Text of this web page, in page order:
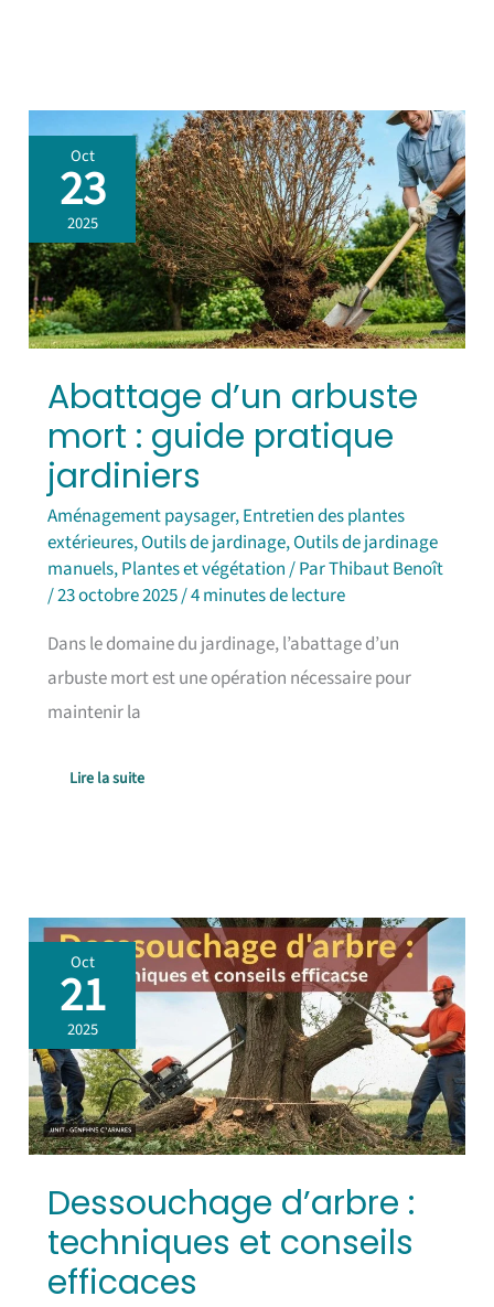
Oct
23
2025
Abattage d’un arbuste
mort : guide pratique
jardiniers
Aménagement paysager,Entretien des plantes
extérieures,Outils de jardinage,Outils de jardinage
manuels,Plantes et végétation/ ParThibaut Benoît
/23 octobre 2025/4 minutes de lecture
Dans le domaine du jardinage, l’abattage d’un
arbuste mort est une opération nécessaire pour
maintenir la
Abattage
d’un
arbuste
mort
:
guide
pratique
jardiniers
Lire la suite
Oct
21
2025
Dessouchage d’arbre :
techniques et conseils
efficaces
Dessouchage
d’arbre
:
techniques
et
conseils
efficaces